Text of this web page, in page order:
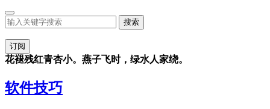
订阅
花褪残红青杏小。燕子飞时，绿水人家绕。
软件技巧